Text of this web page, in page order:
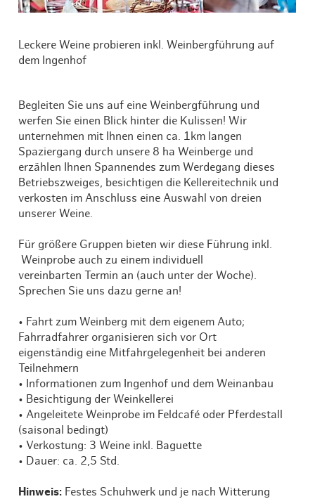
Leckere Weine probieren inkl. Weinbergführung auf
dem Ingenhof
Begleiten Sie uns auf eine Weinbergführung und
werfen Sie einen Blick hinter die Kulissen! Wir
unternehmen mit Ihnen einen ca. 1km langen
Spaziergang durch unsere 8 ha Weinberge und
erzählen Ihnen Spannendes zum Werdegang dieses
Betriebszweiges, besichtigen die Kellereitechnik und
verkosten im Anschluss eine Auswahl von dreien
unserer Weine.
Für größere Gruppen bieten wir diese Führung inkl.
Weinprobe auch zu einem individuell
vereinbarten Termin an (auch unter der Woche).
Sprechen Sie uns dazu gerne an!
• Fahrt zum Weinberg mit dem eigenem Auto;
Fahrradfahrer organisieren sich vor Ort
eigenständig eine Mitfahrgelegenheit bei anderen
Teilnehmern
• Informationen zum Ingenhof und dem Weinanbau
• Besichtigung der Weinkellerei
• Angeleitete Weinprobe im Feldcafé oder Pferdestall
(saisonal bedingt)
• Verkostung: 3 Weine inkl. Baguette
• Dauer: ca. 2,5 Std.
Hinweis: Festes Schuhwerk und je nach Witterung